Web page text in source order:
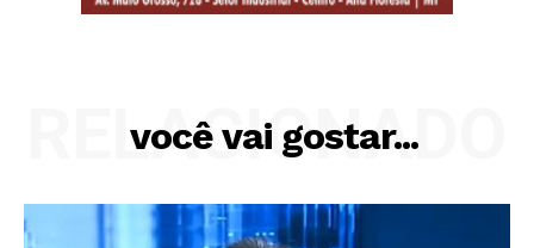
você vai gostar...
RELACIONADO